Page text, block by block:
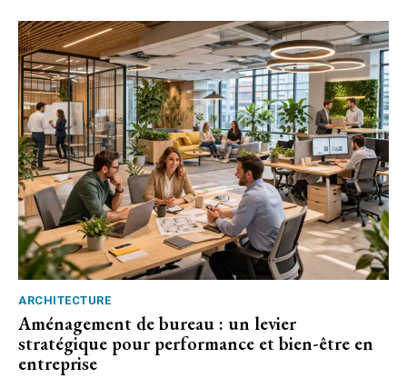
ARCHITECTURE
Aménagement de bureau : un levier
stratégique pour performance et bien-être en
entreprise